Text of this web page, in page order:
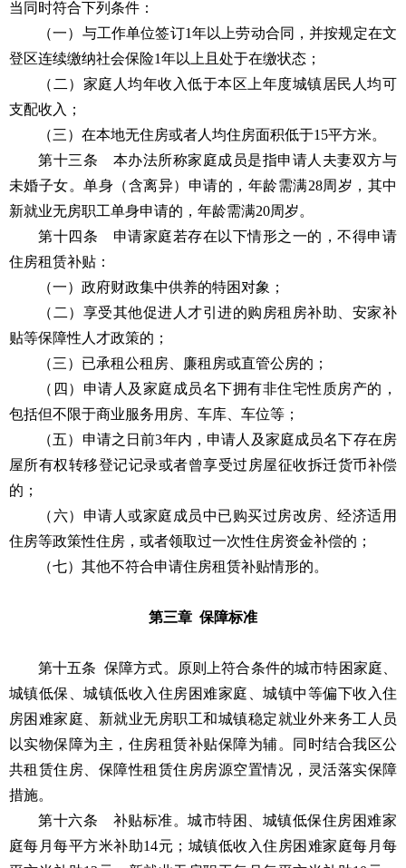
当同时符合下列条件：
（一）与工作单位签订1年以上劳动合同，并按规定在文
登区连续缴纳社会保险1年以上且处于在缴状态；
（二）家庭人均年收入低于本区上年度城镇居民人均可
支配收入；
（三）在本地无住房或者人均住房面积低于15平方米。
第十三条 本办法所称家庭成员是指申请人夫妻双方与
未婚子女。单身（含离异）申请的，年龄需满28周岁，其中
新就业无房职工单身申请的，年龄需满20周岁。
第十四条 申请家庭若存在以下情形之一的，不得申请
住房租赁补贴：
（一）政府财政集中供养的特困对象；
（二）享受其他促进人才引进的购房租房补助、安家补
贴等保障性人才政策的；
（三）已承租公租房、廉租房或直管公房的；
（四）申请人及家庭成员名下拥有非住宅性质房产的，
包括但不限于商业服务用房、车库、车位等；
（五）申请之日前3年内，申请人及家庭成员名下存在房
屋所有权转移登记记录或者曾享受过房屋征收拆迁货币补偿
的；
（六）申请人或家庭成员中已购买过房改房、经济适用
住房等政策性住房，或者领取过一次性住房资金补偿的；
（七）其他不符合申请住房租赁补贴情形的。
第三章 保障标准
第十五条 保障方式。原则上符合条件的城市特困家庭、
城镇低保、城镇低收入住房困难家庭、城镇中等偏下收入住
房困难家庭、新就业无房职工和城镇稳定就业外来务工人员
以实物保障为主，住房租赁补贴保障为辅。同时结合我区公
共租赁住房、保障性租赁住房房源空置情况，灵活落实保障
措施。
第十六条 补贴标准。城市特困、城镇低保住房困难家
庭每月每平方米补助14元；城镇低收入住房困难家庭每月每